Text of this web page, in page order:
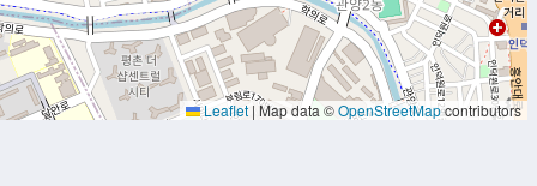
Leaflet | Map data ©OpenStreetMapcontributors